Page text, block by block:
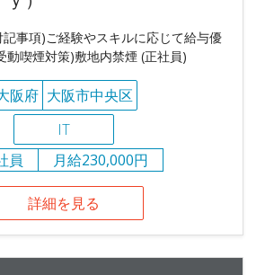
事項)ご経験やスキルに応じて給与優
動喫煙対策)敷地内禁煙 (正社員)
阪府 大阪市中央区
IT
員
月給230,000円
詳細を見る